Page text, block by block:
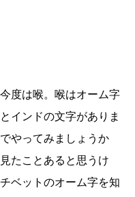
度は喉。喉はオーム字
インドの文字がありま
やってみましょうか
たことあると思うけ
ベットのオーム字を知